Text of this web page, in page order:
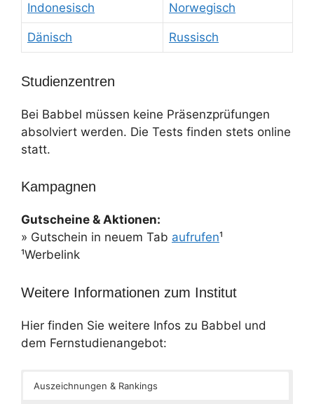
Indonesisch Norwegisch
Dänisch Russisch
Studienzentren
Bei Babbel müssen keine Präsenzprüfungen
absolviert werden. Die Tests finden stets online
statt.
Kampagnen
Gutscheine & Aktionen:
» Gutschein in neuem Tab aufrufen¹
¹Werbelink
Weitere Informationen zum Institut
Hier finden Sie weitere Infos zu Babbel und
dem Fernstudienangebot:
Auszeichnungen & Rankings